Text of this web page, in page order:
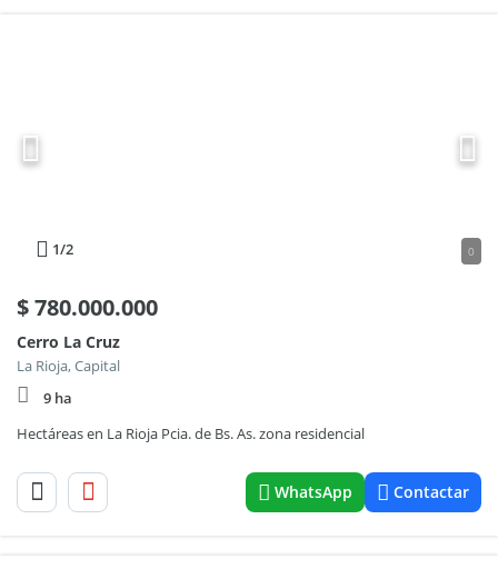
1/2 0
$780.000.000
Cerro La Cruz
La Rioja, Capital
9 ha
Hectáreas en La Rioja Pcia. de Bs. As. zona residencial
WhatsApp Contactar